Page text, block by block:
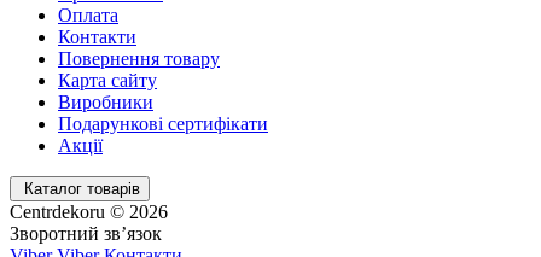
Оплата
Контакти
Повернення товару
Карта сайту
Виробники
Подарункові сертифікати
Акції
Каталог товарів
Centrdekoru © 2026
Зворотний зв’язок